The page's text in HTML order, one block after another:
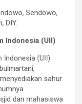
Sendowo,
DIY.
Indonesia (UII)
Indonesia (UII)
sahur
dan mahasiswa